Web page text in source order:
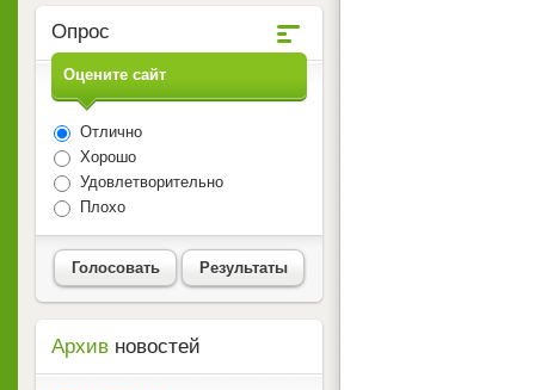
Опрос
Оцените сайт
Отлично
Хорошо
Удовлетворительно
Плохо
Голосовать Результаты
Архив новостей